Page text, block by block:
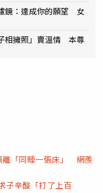
鏡：達成你的願望 女
相擁照」賣溫情 本尊
離「同睡一張床」 網羨
子辛酸「打了上百